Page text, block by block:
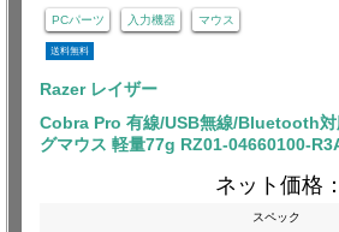
PCパーツ 入力機器 マウス
送料無料
Razer レイザー
Cobra Pro 有線/USB無線/Bluetooth対
グマウス 軽量77g RZ01-04660100-
ネット価格：
スペック